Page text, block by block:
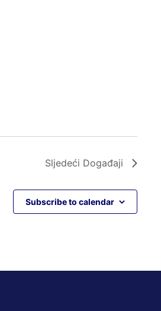
Sljedeći Događaji
Subscribe to calendar